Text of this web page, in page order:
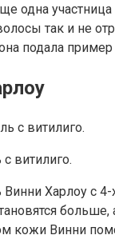
одна
так и не
подала пример
витилиго.
Харлоу с
кожи Винни